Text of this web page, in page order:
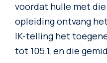
voordat hulle met
opleiding ontvang
IK-telling het
tot 105.1, en die